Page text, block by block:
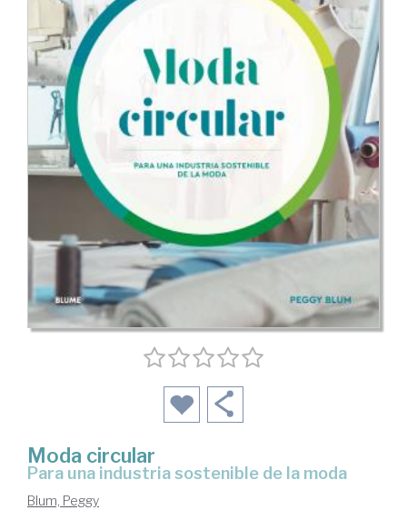
Moda circular
para una industria sostenible de la moda
Blum, Peggy